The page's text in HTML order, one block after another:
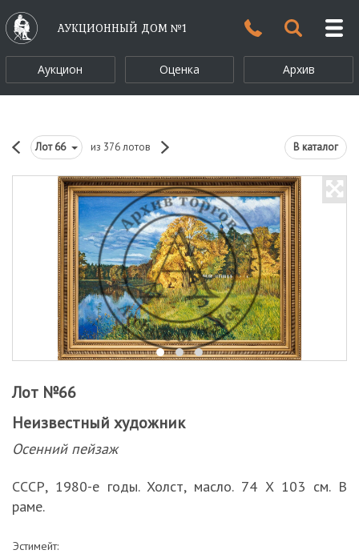
АУКЦИОННЫЙ ДОМ №1
Аукцион Оценка Архив
Лот66 из 376 лотов В каталог
Лот №66
Неизвестный художник
Осенний пейзаж
СССР, 1980-е годы. Холст, масло. 74 Х 103 см. В
раме.
Эстимейт: